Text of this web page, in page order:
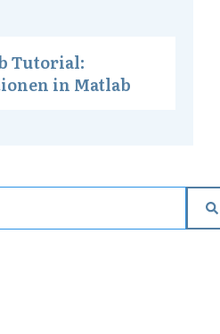
Tutorial:
in Matlab